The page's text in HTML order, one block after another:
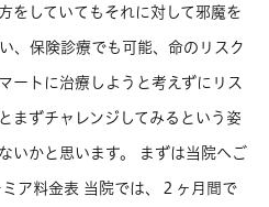
をしていてもそれに対して邪魔を
、保険診療でも可能、命のリスク
ートに治療しようと考えずにリス
まずチャレンジしてみるという姿
いかと思います。 まずは当院へご
ア料金表 当院では、２ヶ月間で